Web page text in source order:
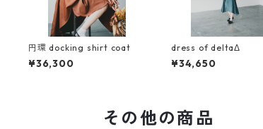
円環 docking shirt coat
¥36,300
dress of deltaΔ
¥34,650
その他の商品